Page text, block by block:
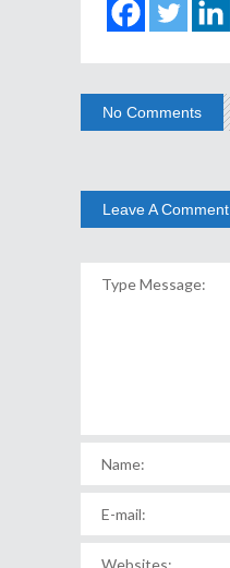
No Comments
Leave A Comment